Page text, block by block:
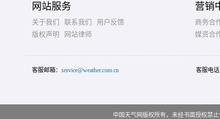
网站服务
关于我们 联系我们
用户反馈
版权声明
网站律师
营销
商务合
媒资合
客服邮箱： service@weather.com.cn 客服电
中国天气网版权所有，未经书面授权